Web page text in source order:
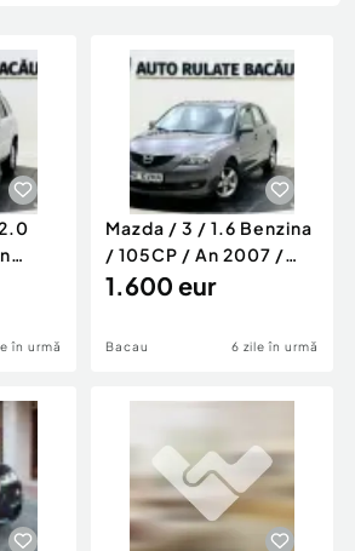
profesionale
Vehicule
în urmă
Mazda / 3 / 1.6 Benzina
/ 105CP / An 2007 /
Euro 4 / Manuală
1.600 eur
Bacau 6 zile în urmă